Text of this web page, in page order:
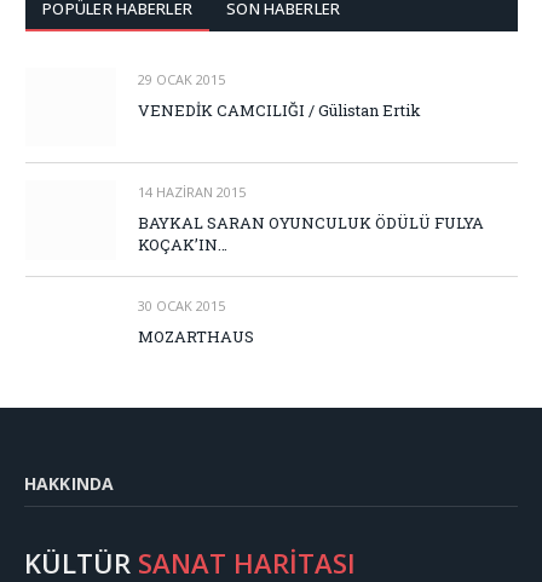
POPÜLER HABERLER SON HABERLER
29 OCAK 2015
VENEDİK CAMCILIĞI / Gülistan Ertik
14 HAZIRAN 2015
BAYKAL SARAN OYUNCULUK ÖDÜLÜ FULYA
KOÇAK’IN…
30 OCAK 2015
MOZARTHAUS
HAKKINDA
KÜLTÜR SANAT HARİTASI